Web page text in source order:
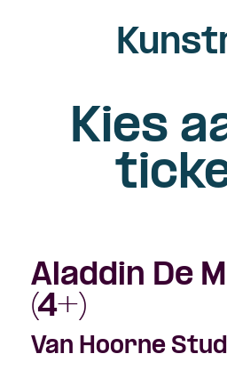
Kies
Aladdin De
(4+)
Van Hoorne